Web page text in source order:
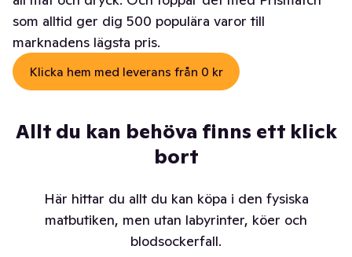
som alltid ger dig 500 populära varor till
marknadens lägsta pris.
Klicka hem med leverans från 0 kr
Allt du kan behöva finns ett klick
bort
Här hittar du allt du kan köpa i den fysiska
matbutiken, men utan labyrinter, köer och
blodsockerfall.